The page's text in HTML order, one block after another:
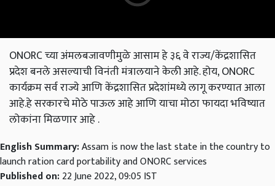
ONORC च्या अंमलबजावणीमुळे आसाम हे ३६ वे राज्य/केंद्रशासित
प्रदेश बनले असल्याची विनंती मंत्रालयाने केली आहे. होय, ONORC
कार्यक्रम सर्व राज्ये आणि केंद्रशासित प्रदेशांमध्ये लागू करण्यात आला
आहे.हे सरकारचे मोठे पाऊल आहे आणि याचा मोठा फायदा भविष्यात
लोकांना मिळणार आहे .
English Summary:Assam is now the last state in the country to
launch ration card portability and ONORC services
Published on:22 June 2022, 09:05 IST